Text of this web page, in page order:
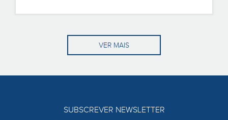
VER MAIS
SUBSCREVER NEWSLETTER